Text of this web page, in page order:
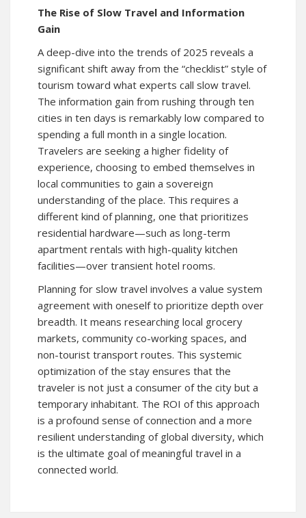
The Rise of Slow Travel and Information
Gain
A deep-dive into the trends of 2025 reveals a
significant shift away from the “checklist” style of
tourism toward what experts call slow travel.
The information gain from rushing through ten
cities in ten days is remarkably low compared to
spending a full month in a single location.
Travelers are seeking a higher fidelity of
experience, choosing to embed themselves in
local communities to gain a sovereign
understanding of the place. This requires a
different kind of planning, one that prioritizes
residential hardware—such as long-term
apartment rentals with high-quality kitchen
facilities—over transient hotel rooms.
Planning for slow travel involves a value system
agreement with oneself to prioritize depth over
breadth. It means researching local grocery
markets, community co-working spaces, and
non-tourist transport routes. This systemic
optimization of the stay ensures that the
traveler is not just a consumer of the city but a
temporary inhabitant. The ROI of this approach
is a profound sense of connection and a more
resilient understanding of global diversity, which
is the ultimate goal of meaningful travel in a
connected world.